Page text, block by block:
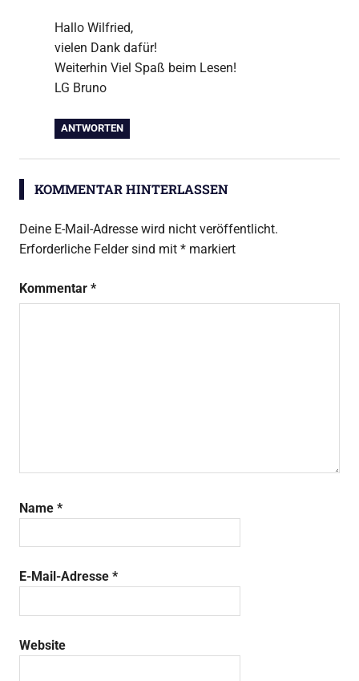
Hallo Wilfried,
vielen Dank dafür!
Weiterhin Viel Spaß beim Lesen!
LG Bruno
ANTWORTEN
KOMMENTAR HINTERLASSEN
Deine E-Mail-Adresse wird nicht veröffentlicht.
Erforderliche Felder sind mit * markiert
Kommentar *
Name *
E-Mail-Adresse *
Website